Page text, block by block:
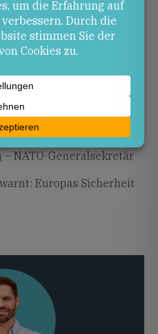
Unterstützung der
Faktoren für die
Rutte: Ein Angriff
fordert Stärke gegen
– NATO-Generalsekretär
Europas Sicherheit